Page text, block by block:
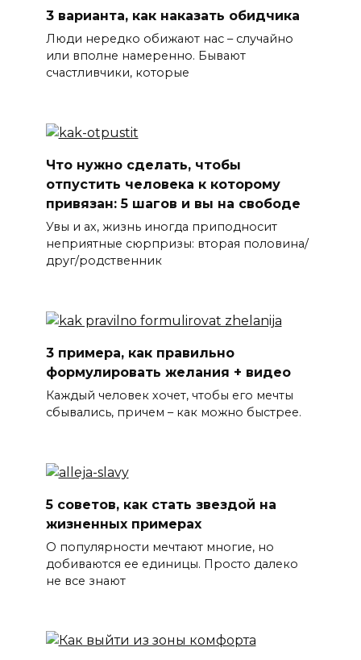
3 варианта, как наказать обидчика
Люди нередко обижают нас – случайно
или вполне намеренно. Бывают
счастливчики, которые
Что нужно сделать, чтобы
отпустить человека к которому
привязан: 5 шагов и вы на свободе
Увы и ах, жизнь иногда приподносит
неприятные сюрпризы: вторая половина/
друг/родственник
3 примера, как правильно
формулировать желания + видео
Каждый человек хочет, чтобы его мечты
сбывались, причем – как можно быстрее.
5 советов, как стать звездой на
жизненных примерах
О популярности мечтают многие, но
добиваются ее единицы. Просто далеко
не все знают